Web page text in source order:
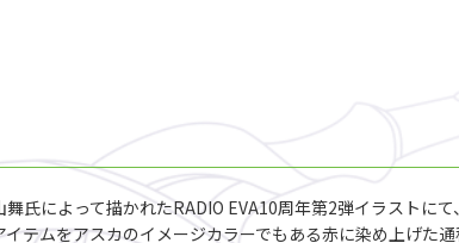
氏によって描かれたRADIO EVA10周年第2弾イラスト
テムをアスカのイメージカラーでもある赤に染め上げた通